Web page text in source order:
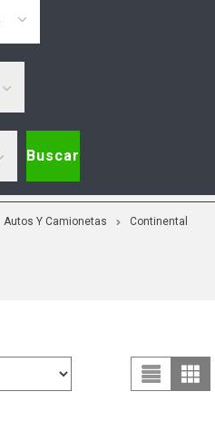
Autos Y Camionetas
Continental
Buscar